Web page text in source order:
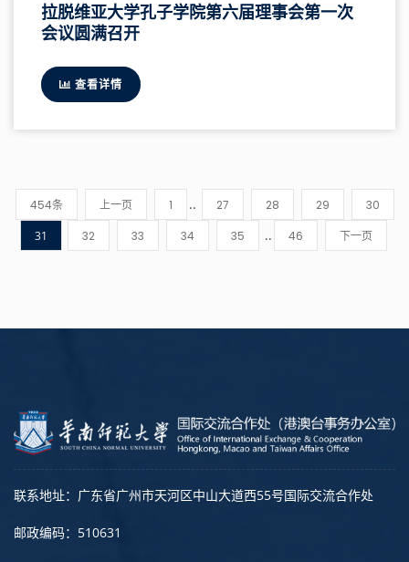
拉脱维亚大学孔子学院第六届理事会第一次
会议圆满召开
查看详情
454条 上一页 1 .. 27 28 29
30
31
32 33 34 35 .. 46 下一页
联系地址：广东省广州市天河区中山大道西55号国际交流合作处
邮政编码：510631